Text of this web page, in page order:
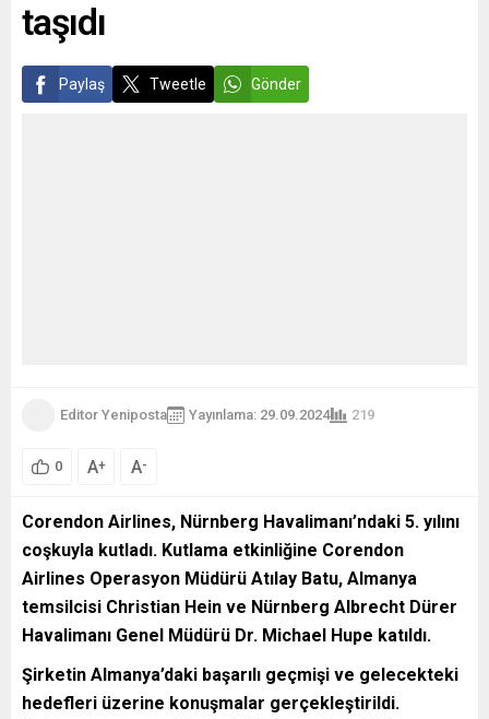
taşıdı
Paylaş Tweetle Gönder
Editor Yeniposta Yayınlama: 29.09.2024 219
0 A+ A-
Corendon Airlines, Nürnberg Havalimanı’ndaki 5. yılını
coşkuyla kutladı. Kutlama etkinliğine Corendon
Airlines Operasyon Müdürü Atılay Batu, Almanya
temsilcisi Christian Hein ve Nürnberg Albrecht Dürer
Havalimanı Genel Müdürü Dr. Michael Hupe katıldı.
Şirketin Almanya’daki başarılı geçmişi ve gelecekteki
hedefleri üzerine konuşmalar gerçekleştirildi.